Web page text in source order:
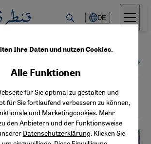
DE
von Hoshang Ossi
Ihre Daten und nutzen Cookies.
Alle Funktionen
für Sie optimal zu gestalten und
für Sie fortlaufend verbessern zu können,
und Marketingcookies. Mehr
den Anbietern und der Funktionsweise
Datenschutzerklärung. Klicken Sie